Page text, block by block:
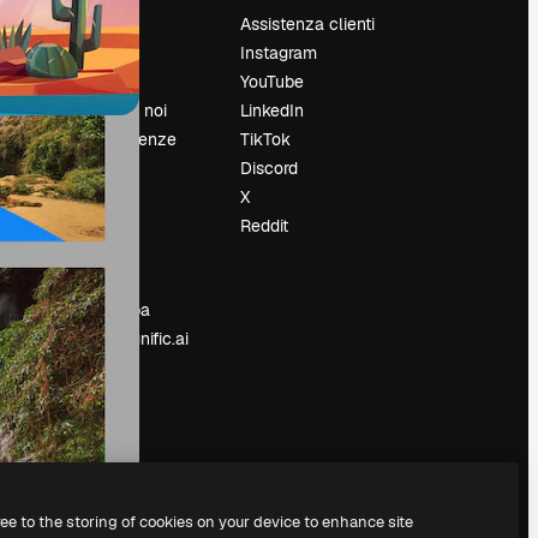
Prezzi
Chi siamo
Recensioni
Lavora con noi
Cerca tendenze
Blog
Eventi
Slidesgo
contenuti
Sala stampa
Cerchi magnific.ai
Assistenza clienti
Instagram
YouTube
LinkedIn
TikTok
Discord
X
Reddit
to the storing of cookies on your device to enhance site